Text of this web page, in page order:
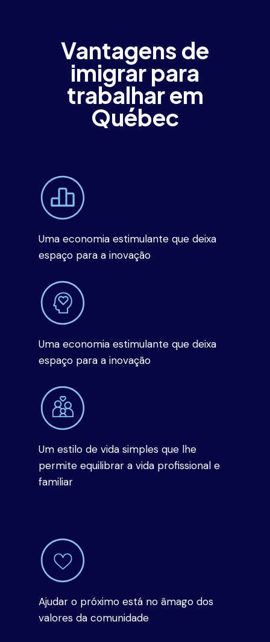
Vantagens de
imigrar para
trabalhar em
Québec
Uma economia estimulante que deixa
espaço para a inovação
Uma economia estimulante que deixa
espaço para a inovação
Um estilo de vida simples que lhe
permite equilibrar a vida profissional e
familiar
Ajudar o próximo está no âmago dos
valores da comunidade